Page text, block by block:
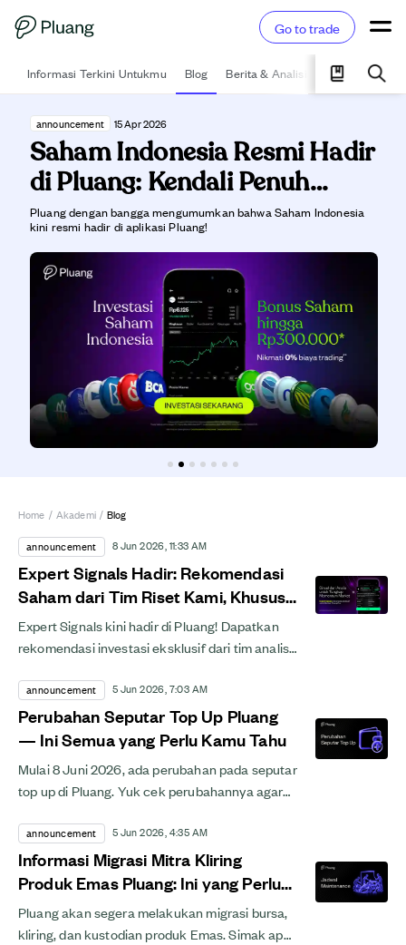
Go to trade
Informasi Terkini Untukmu Blog Berita & Analisis Pelajari
announcement 15 Apr 2026
Saham Indonesia Resmi Hadir
di Pluang: Kendali Penuh
Investasi Kamu dalam Satu
Genggaman
Pluang dengan bangga mengumumkan bahwa Saham Indonesia
kini resmi hadir di aplikasi Pluang!
Home / Akademi / Blog
announcement
8 Jun 2026, 11:33 AM
Expert Signals Hadir: Rekomendasi
Saham dari Tim Riset Kami, Khusus
Untukmu!
Expert Signals kini hadir di Pluang! Dapatkan
rekomendasi investasi eksklusif dari tim analis
Indonesia. Cek...
announcement 5 Jun 2026, 7:03 AM
Perubahan Seputar Top Up Pluang
— Ini Semua yang Perlu Kamu Tahu
Mulai 8 Juni 2026, ada perubahan pada seputar
top up di Pluang. Yuk cek perubahannya agar
announcement 5 Jun 2026, 4:35 AM
Informasi Migrasi Mitra Kliring
Produk Emas Pluang: Ini yang Perlu
Kamu Tahu
Pluang akan segera melakukan migrasi bursa,
kliring, dan kustodian produk Emas. Simak apa